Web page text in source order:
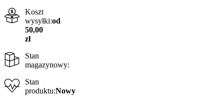
Koszt
wysyłki:od
50,00
zł
Stan
magazynowy:
Stan
produktu:Nowy